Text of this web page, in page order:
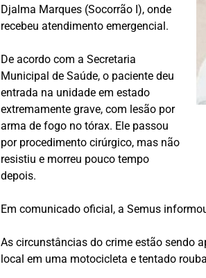
Djalma Marques (Socorrão I), onde
recebeu atendimento emergencial.
De acordo com a Secretaria
Municipal de Saúde, o paciente deu
entrada na unidade em estado
extremamente grave, com lesão por
arma de fogo no tórax. Ele passou
por procedimento cirúrgico, mas não
resistiu e morreu pouco tempo
depois.
Em comunicado oficial, a Semus
As circunstâncias do crime estão sendo
local em uma motocicleta e tentado